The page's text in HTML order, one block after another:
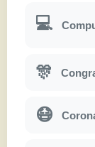
💻
🎊
😷